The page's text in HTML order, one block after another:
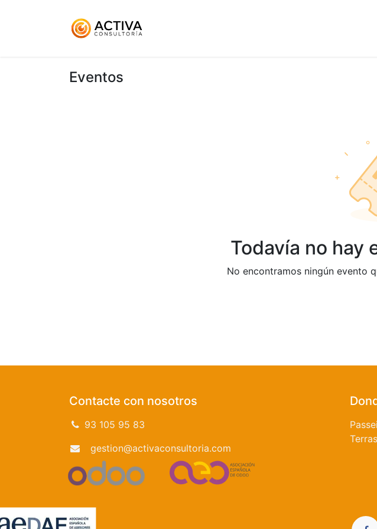
Eventos
Todavía no hay
No encontramos ningún evento
Contacte con nosotros
93 105 95 83
gestion@activaconsultoria.com